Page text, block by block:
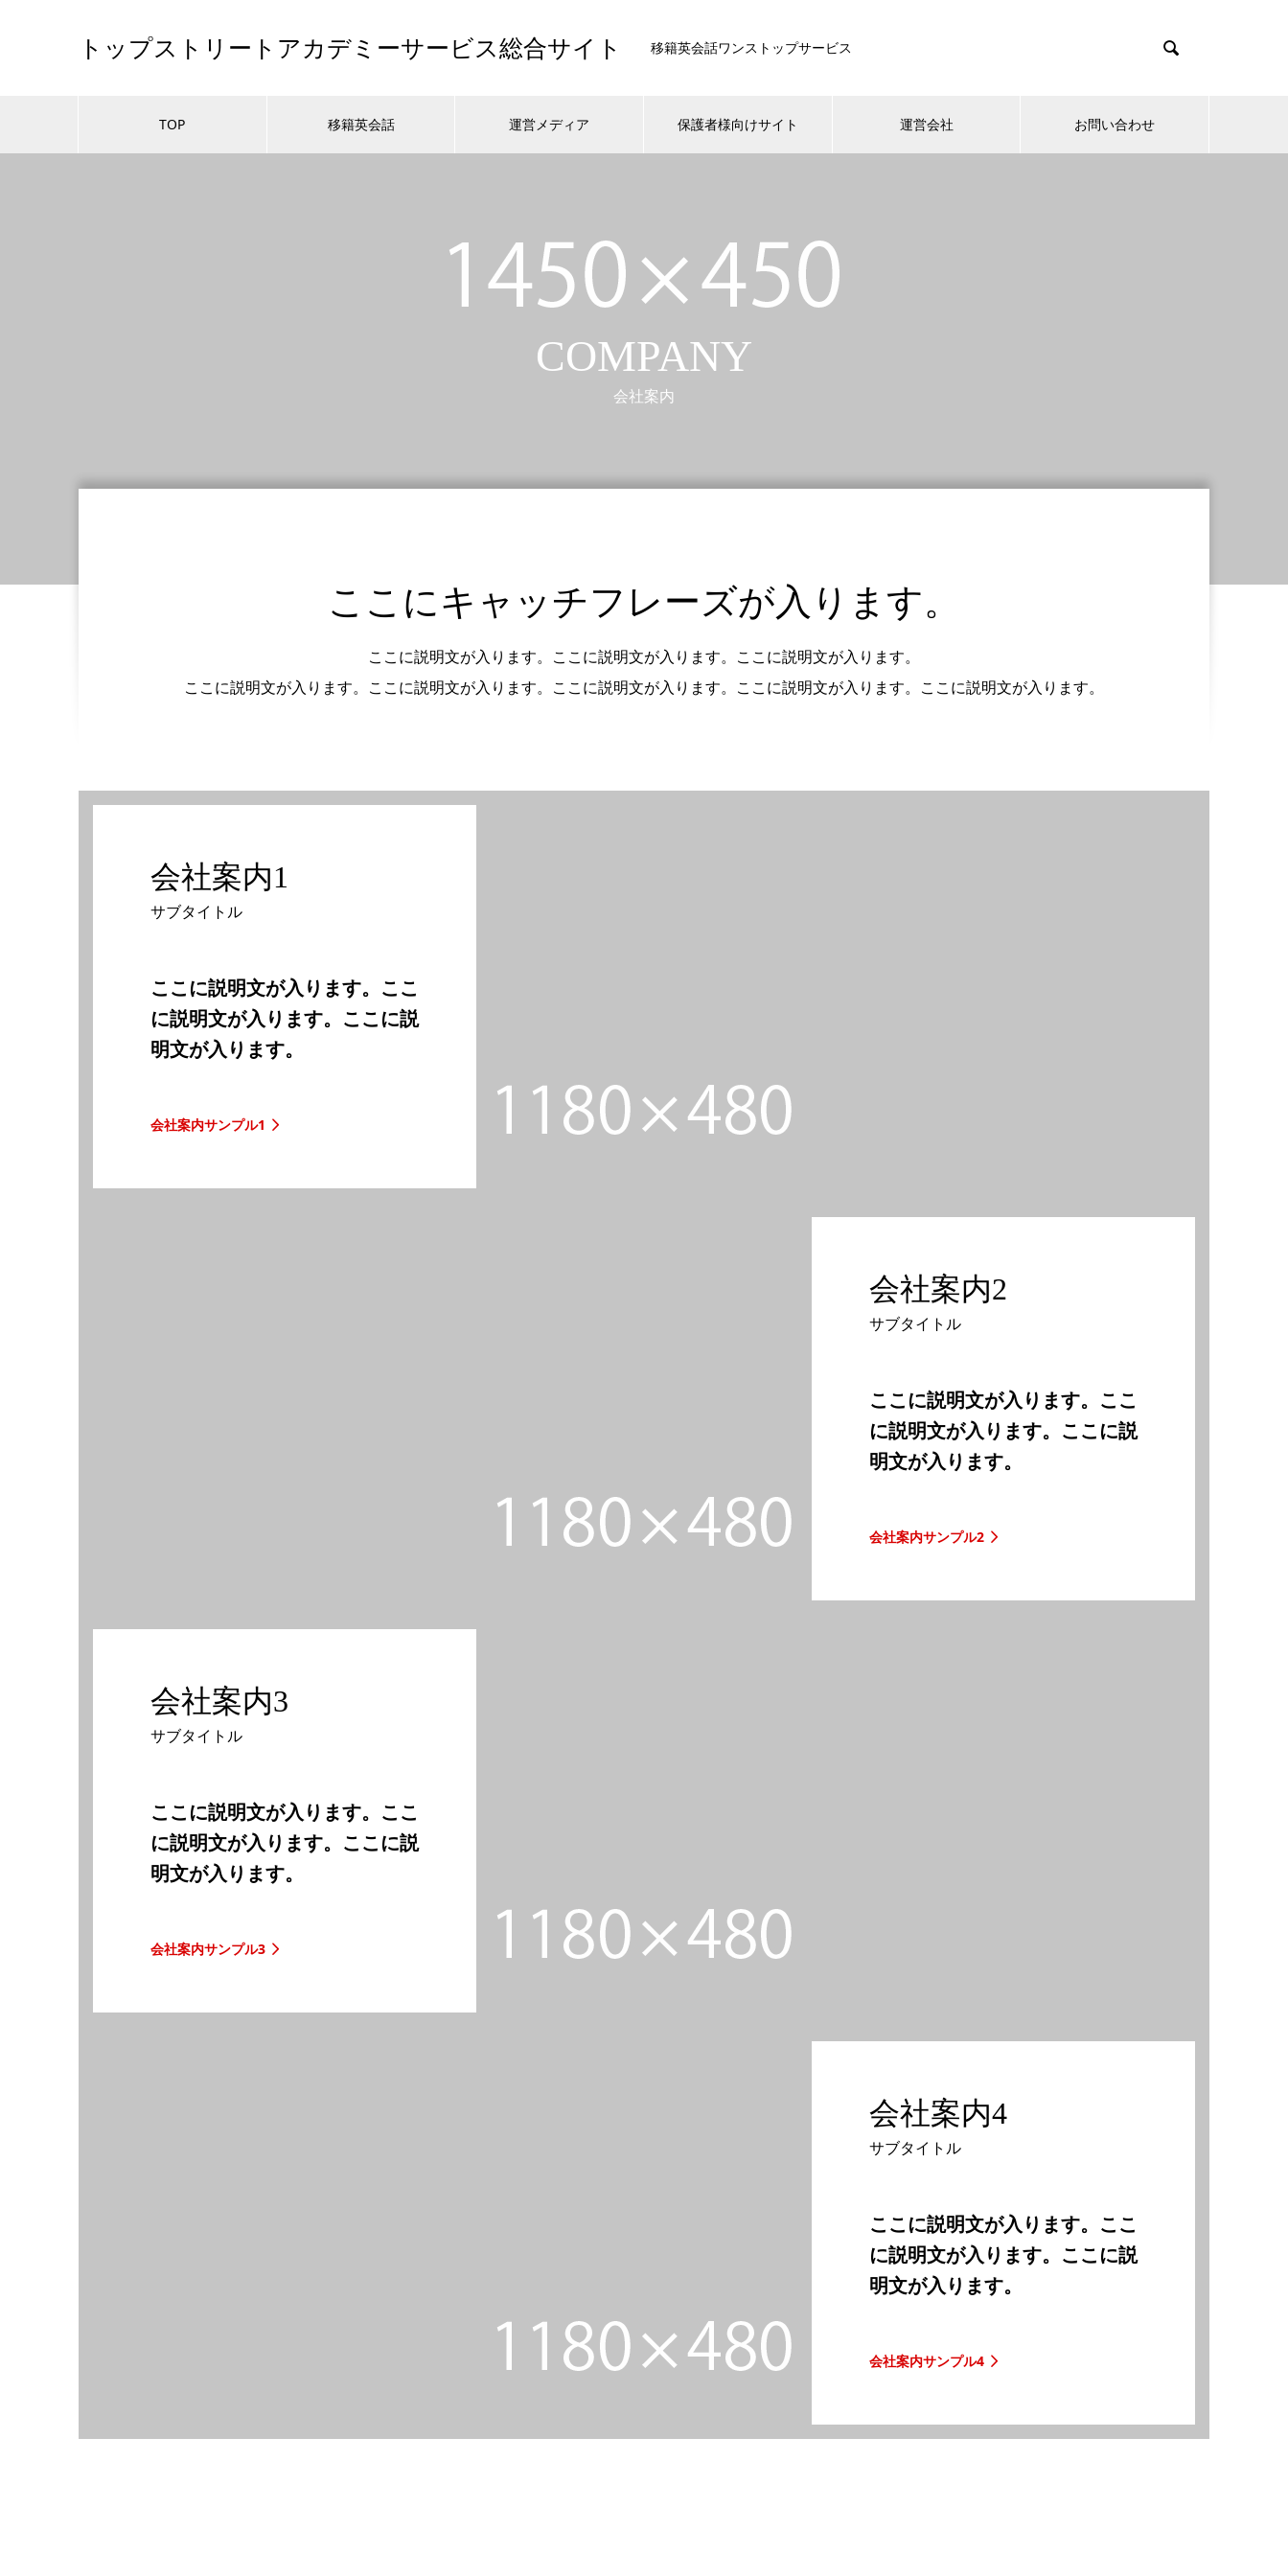
トップストリートアカデミーサービス総合サイト 移籍英会話ワンストップサービス 
TOP 移籍英会話 運営メディア 保護者様向けサイト 運営会社 お問い合わせ
COMPANY
会社案内
ここにキャッチフレーズが入ります。
ここに説明文が入ります。ここに説明文が入ります。ここに説明文が入ります。
ここに説明文が入ります。ここに説明文が入ります。ここに説明文が入ります。ここに説明文が入ります。ここに説明文が入ります。
会社案内1
サブタイトル
ここに説明文が入ります。ここ
に説明文が入ります。ここに説
明文が入ります。
会社案内サンプル1
会社案内2
サブタイトル
ここに説明文が入ります。ここ
に説明文が入ります。ここに説
明文が入ります。
会社案内サンプル2
会社案内3
サブタイトル
ここに説明文が入ります。ここ
に説明文が入ります。ここに説
明文が入ります。
会社案内サンプル3
会社案内4
サブタイトル
ここに説明文が入ります。ここ
に説明文が入ります。ここに説
明文が入ります。
会社案内サンプル4